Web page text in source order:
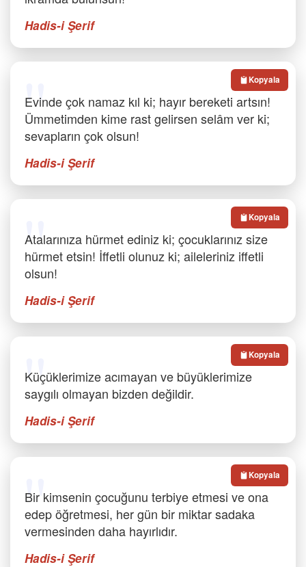
Hadis-i Şerif
Evinde çok namaz kıl ki; hayır bereketi artsın!
Ümmetimden kime rast gelirsen selâm ver ki;
sevapların çok olsun!
Hadis-i Şerif
Kopyala
Atalarınıza hürmet ediniz ki; çocuklarınız size
hürmet etsin! İffetli olunuz ki; aileleriniz iffetli
olsun!
Hadis-i Şerif
Kopyala
Küçüklerimize acımayan ve büyüklerimize
saygılı olmayan bizden değildir.
Hadis-i Şerif
Kopyala
Bir kimsenin çocuğunu terbiye etmesi ve ona
edep öğretmesi, her gün bir miktar sadaka
vermesinden daha hayırlıdır.
Hadis-i Şerif
Kopyala